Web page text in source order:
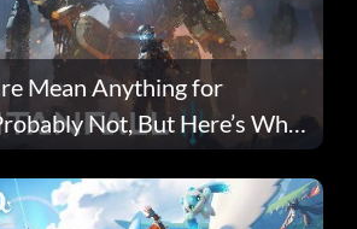
Mean Anything for
Not, But Here’s Why